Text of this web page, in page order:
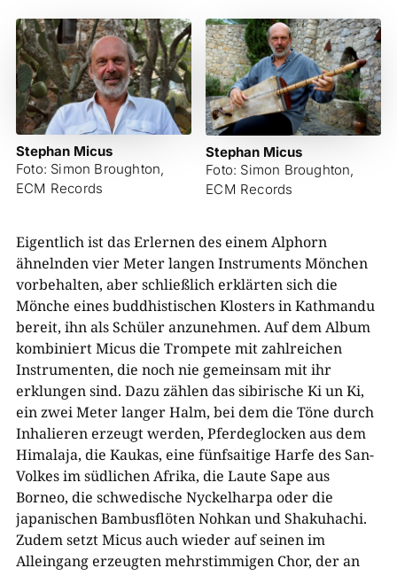
Stephan Micus
Foto: Simon Broughton,
ECM Records
Stephan Micus
Foto: Simon Broughton,
ECM Records
Eigentlich ist das Erlernen des einem Alphorn
ähnelnden vier Meter langen Instruments Mönchen
vorbehalten, aber schließlich erklärten sich die
Mönche eines buddhistischen Klosters in Kathmandu
bereit, ihn als Schüler anzunehmen. Auf dem Album
kombiniert Micus die Trompete mit zahlreichen
Instrumenten, die noch nie gemeinsam mit ihr
erklungen sind. Dazu zählen das sibirische Ki un Ki,
ein zwei Meter langer Halm, bei dem die Töne durch
Inhalieren erzeugt werden, Pferdeglocken aus dem
Himalaja, die Kaukas, eine fünfsaitige Harfe des San-
Volkes im südlichen Afrika, die Laute Sape aus
Borneo, die schwedische Nyckelharpa oder die
japanischen Bambusflöten Nohkan und Shakuhachi.
Zudem setzt Micus auch wieder auf seinen im
Alleingang erzeugten mehrstimmigen Chor, der an